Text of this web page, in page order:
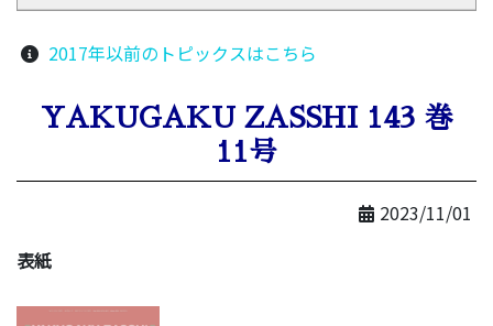
2017年以前のトピックスはこちら
YAKUGAKU ZASSHI 143 巻
11号
2023/11/01
表紙